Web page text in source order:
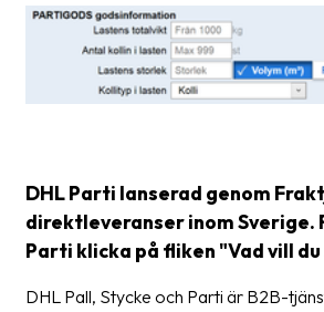
Vanliga
frågor
Paketering
Frakthandlingar
Skrivarinställningar
DHL Parti lanserad genom
direktleveranser inom Sverige.
Parti klicka på fliken "Vad vill
DHL Pall, Stycke och Parti är B2B-